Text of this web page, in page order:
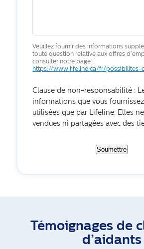
Veuillez fournir des informations
toute question relative aux offres
consulter notre page :
https://www.lifeline.ca/fr/possibilites-
Clause de non-responsabilité :
informations que vous
utilisées que par Lifeline. Elles
vendues ni partagées avec des
Soumettre
Témoignages de
d’aidants